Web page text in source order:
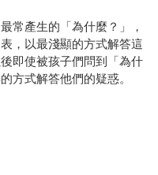
常產生的「為什麼？」，
，以最淺顯的方式解答這
即使被孩子們問到「為什
方式解答他們的疑惑。